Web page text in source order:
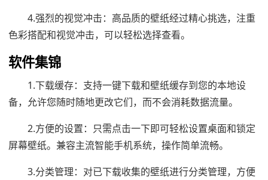
4.强烈的视觉冲击：高品质的壁纸经过精心挑选，注重
色彩搭配和视觉冲击，可以轻松选择查看。
软件集锦
1.下载缓存：支持一键下载和壁纸缓存到您的本地设
备，允许您随时随地更改它们，而不会消耗数据流量。
2.方便的设置：只需点击一下即可轻松设置桌面和锁定
屏幕壁纸。兼容主流智能手机系统，操作简单流畅。
3.分类管理：对已下载收集的壁纸进行分类管理，方便